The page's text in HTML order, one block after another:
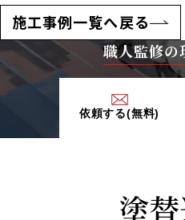
施工事例一覧へ戻る
職人監修の
依頼する(無料)